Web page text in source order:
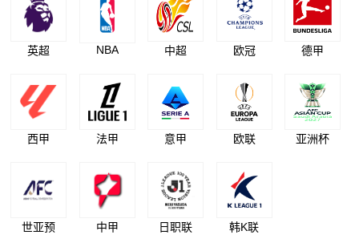
英超 NBA 中超 欧冠 德甲
西甲 法甲 意甲 欧联 亚洲杯
世亚预 中甲 日职联 韩K联